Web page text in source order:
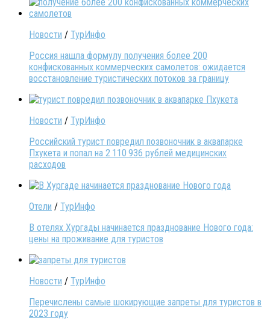
Новости / ТурИнфо
Россия нашла формулу получения более 200
конфискованных коммерческих самолетов: ожидается
восстановление туристических потоков за границу
Новости / ТурИнфо
Российский турист повредил позвоночник в аквапарке
Пхукета и попал на 2 110 936 рублей медицинских
расходов
Отели / ТурИнфо
В отелях Хургады начинается празднование Нового года:
цены на проживание для туристов
Новости / ТурИнфо
Перечислены самые шокирующие запреты для туристов в
2023 году